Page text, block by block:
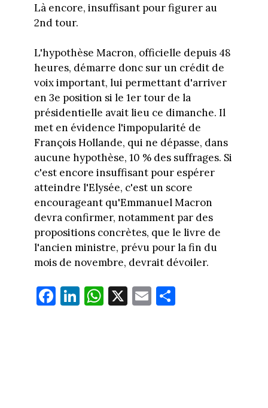
Là encore, insuffisant pour figurer au
2nd tour.
L'hypothèse Macron, officielle depuis 48
heures, démarre donc sur un crédit de
voix important, lui permettant d'arriver
en 3e position si le 1er tour de la
présidentielle avait lieu ce dimanche. Il
met en évidence l'impopularité de
François Hollande, qui ne dépasse, dans
aucune hypothèse, 10 % des suffrages. Si
c'est encore insuffisant pour espérer
atteindre l'Elysée, c'est un score
encourageant qu'Emmanuel Macron
devra confirmer, notamment par des
propositions concrètes, que le livre de
l'ancien ministre, prévu pour la fin du
mois de novembre, devrait dévoiler.
Fa
ce
Li
nk
W
ha
X E
m
Pa
rt